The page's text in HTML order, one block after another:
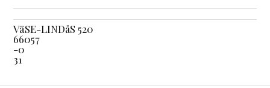
VäSE-LINDåS 520
66057
-0
31